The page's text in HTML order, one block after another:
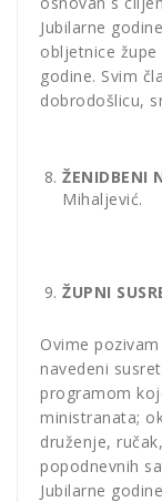
Jubilarne
obljetnice
godine. Svim
dobrodošlicu,
ŽENIDBENI
Mihaljević.
ŽUPNI
Ovime
navedeni
programom
ministranata;
druženje,
popodnevnih
Jubilarne